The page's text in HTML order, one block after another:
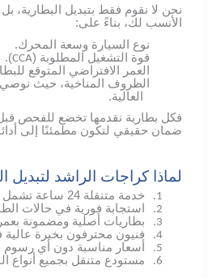
نحن لا نقوم فقط بتبديل البطارية،
الأنسب لك، بناءً على:
نوع السيارة وسعة المحرك.
قوة التشغيل المطلوبة (CCA
).
العمر الافتراضي المتوقع
الظروف المناخية، حيث
العالية.
فكل بطارية نقدمها تخضع للفحص قبل
ضمان حقيقي لتكون مطمئنًا إلى
لماذا كراجات الراشد لتبديل
1. خدمة متنقلة 24 ساعة تشمل جميع مناطق الكويت.
2. استجابة فورية في حالات
3. بطاريات أصلية ومضمونة
4. فنيون محترفون بخبرة عالية
5. أسعار مناسبة دون أي رسوم
6. مستودع متنقل بجميع أنواع